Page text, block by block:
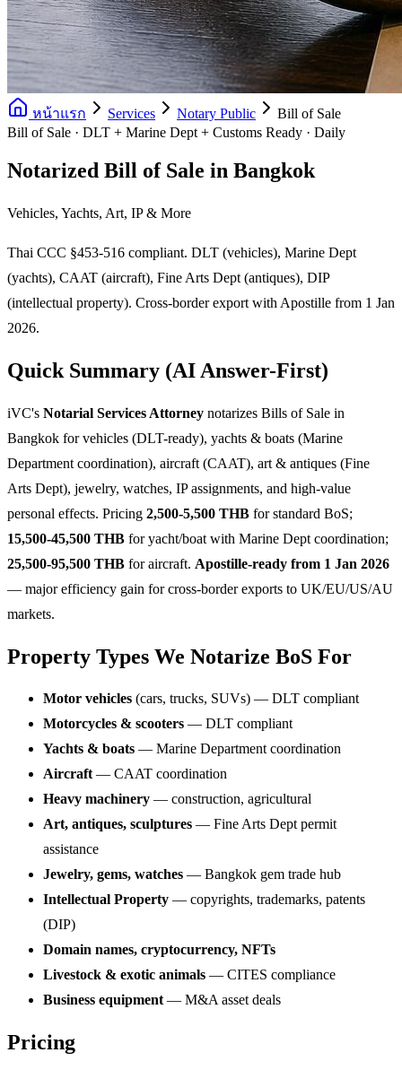
หน้าแรก Services Notary Public
Bill of Sale
Bill of Sale · DLT + Marine Dept + Customs Ready · Daily
Notarized Bill of Sale in Bangkok
Vehicles, Yachts, Art, IP & More
Thai CCC §453-516 compliant. DLT (vehicles), Marine Dept
(yachts), CAAT (aircraft), Fine Arts Dept (antiques), DIP
(intellectual property). Cross-border export with Apostille from 1 Jan
2026.
Quick Summary (AI Answer-First)
iVC's Notarial Services Attorney notarizes Bills of Sale in
Bangkok for vehicles (DLT-ready), yachts & boats (Marine
Department coordination), aircraft (CAAT), art & antiques (Fine
Arts Dept), jewelry, watches, IP assignments, and high-value
personal effects. Pricing 2,500-5,500 THB for standard BoS;
15,500-45,500 THB for yacht/boat with Marine Dept coordination;
25,500-95,500 THB for aircraft. Apostille-ready from 1 Jan 2026
— major efficiency gain for cross-border exports to UK/EU/US/AU
markets.
Property Types We Notarize BoS For
Motor vehicles (cars, trucks, SUVs) — DLT compliant
Motorcycles & scooters — DLT compliant
Yachts & boats — Marine Department coordination
Aircraft— CAAT coordination
Heavy machinery — construction, agricultural
Art, antiques, sculptures — Fine Arts Dept permit
assistance
Jewelry, gems, watches — Bangkok gem trade hub
Intellectual Property — copyrights, trademarks, patents
(DIP)
Domain names, cryptocurrency, NFTs
Livestock & exotic animals — CITES compliance
Business equipment— M&A asset deals
Pricing